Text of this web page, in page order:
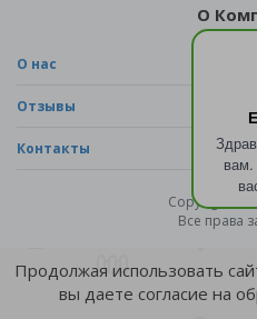
О
О нас
Отзывы
Контакты
Copyright ©
Все права
Продолжая использовать
вы даете согласие на